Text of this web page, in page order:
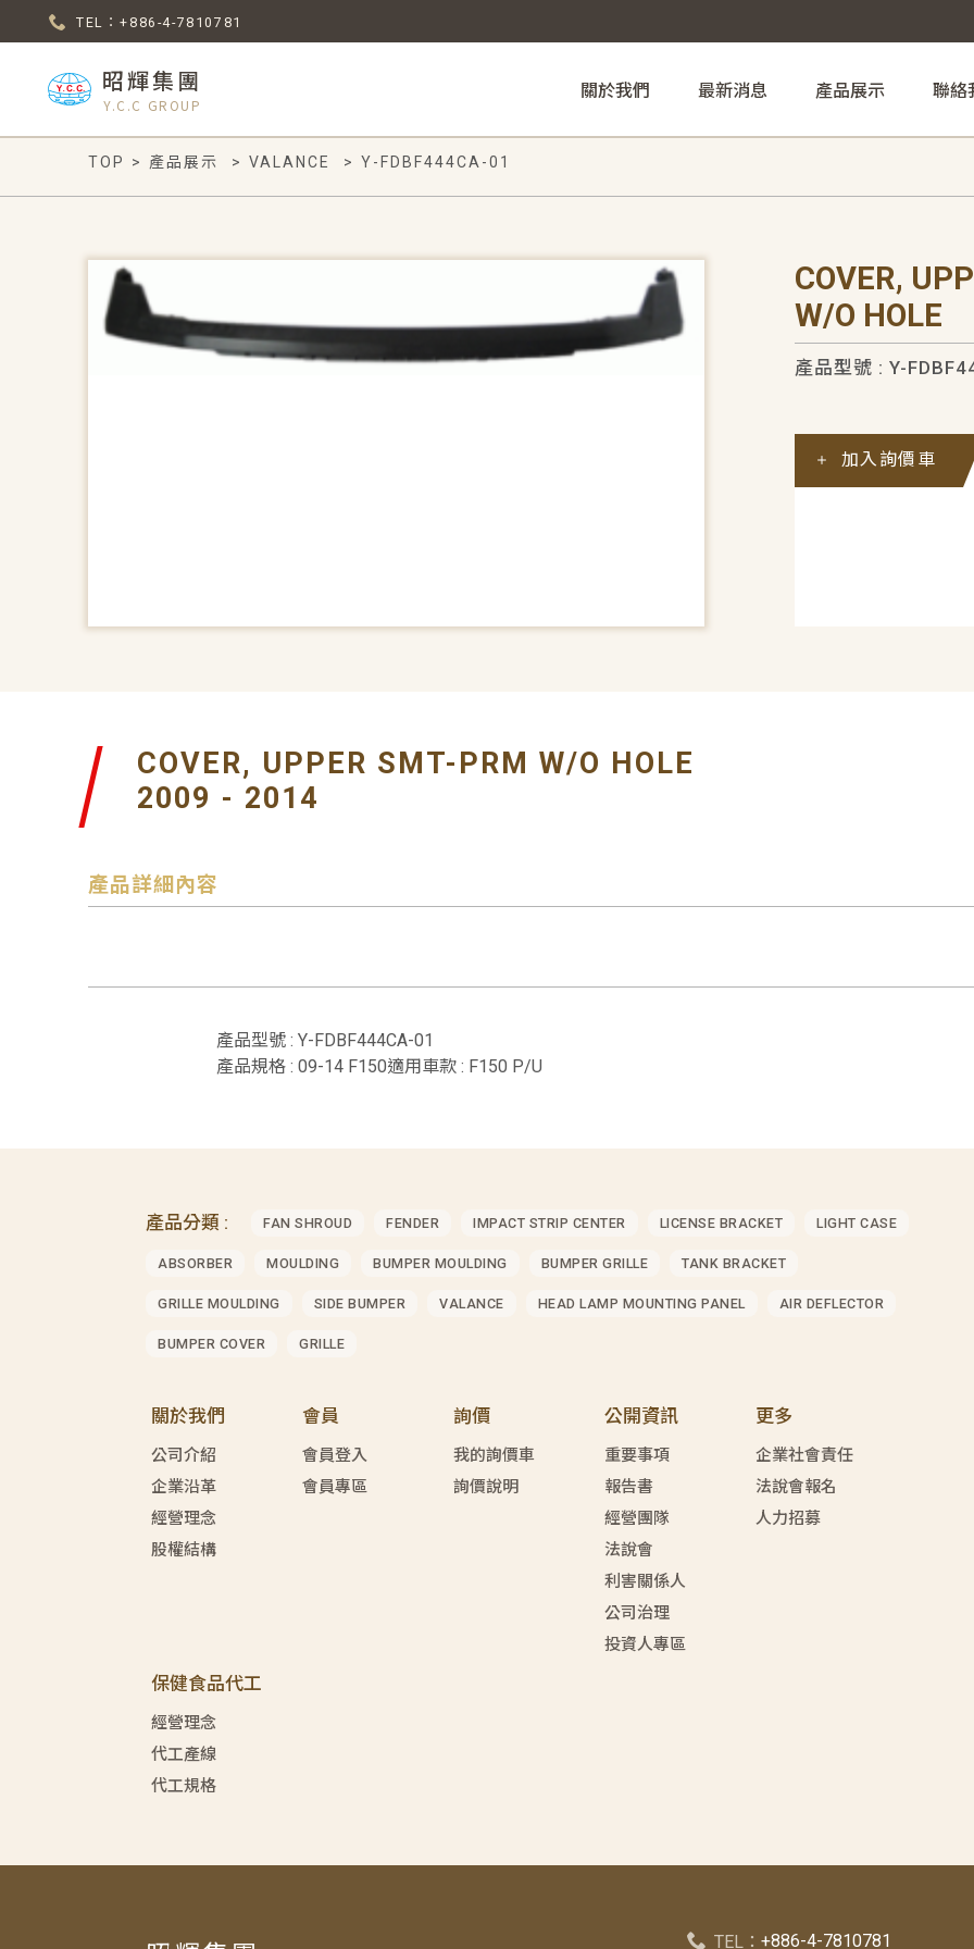
TEL：+886-4-7810781
昭輝集團
Y.C.C GROUP
關於我們 最新消息 產品展示 聯絡
TOP > 產品展示 > VALANCE > Y-FDBF444CA-01
COVER,
W/O HOLE
產品型號 : Y-
加入詢價車
COVER, UPPER SMT-PRM W/O HOLE
2009 - 2014
產品詳細內容
產品型號 : Y-FDBF444CA-01
產品規格 : 09-14 F150適用車款 : F150 P/U
產品分類 : FAN SHROUD FENDER IMPACT STRIP CENTER LICENSE BRACKET LIGHT CASE
ABSORBER MOULDING BUMPER MOULDING BUMPER GRILLE TANK BRACKET
GRILLE MOULDING SIDE BUMPER VALANCE HEAD LAMP MOUNTING PANEL AIR DEFLECTOR
BUMPER COVER GRILLE
關於我們
公司介紹
企業沿革
經營理念
股權結構
會員
會員登入
會員專區
詢價
我的詢價車
詢價說明
公開資訊
重要事項
報告書
經營團隊
法說會
利害關係人
公司治理
投資人專區
更多
企業社會責任
法說會報名
人力招募
保健食品代工
經營理念
代工產線
代工規格
TEL： +886-4-7810781